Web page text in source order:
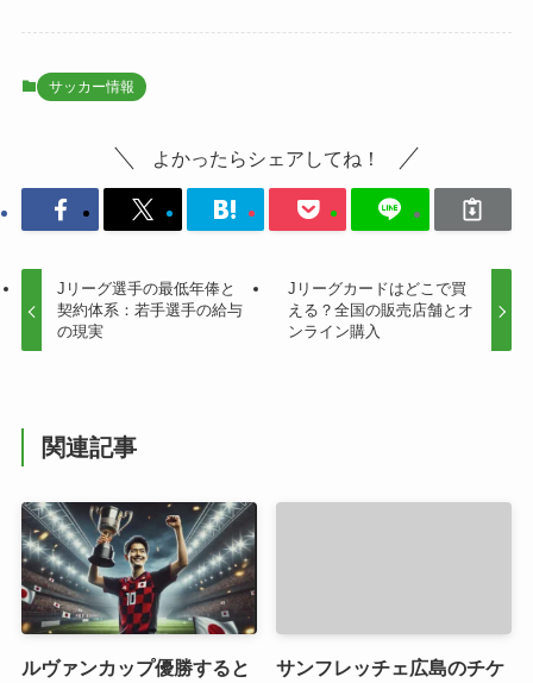
サッカー情報
よかったらシェアしてね！
Jリーグ選手の最低年俸と
契約体系：若手選手の給与
の現実
Jリーグカードはどこで買
える？全国の販売店舗とオ
ンライン購入
関連記事
ルヴァンカップ優勝すると
サンフレッチェ広島のチケ